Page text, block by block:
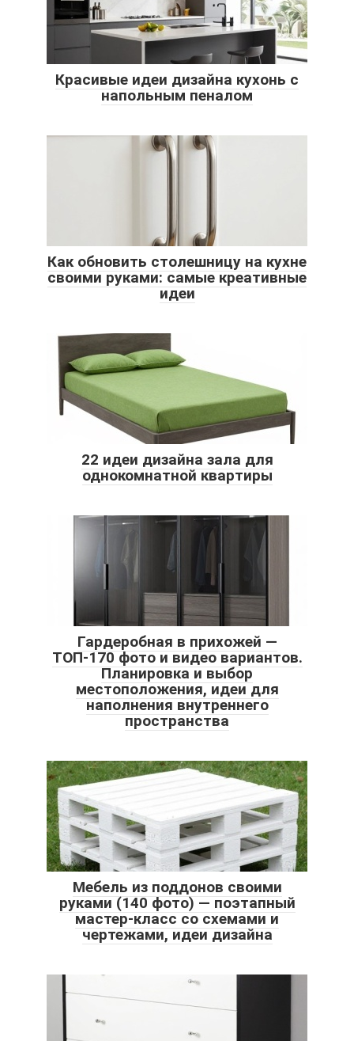
Красивые идеи дизайна кухонь с
напольным пеналом
Как обновить столешницу на кухне
своими руками: самые креативные
идеи
22 идеи дизайна зала для
однокомнатной квартиры
Гардеробная в прихожей —
ТОП-170 фото и видео вариантов.
Планировка и выбор
местоположения, идеи для
наполнения внутреннего
пространства
Мебель из поддонов своими
руками (140 фото) — поэтапный
мастер-класс со схемами и
чертежами, идеи дизайна